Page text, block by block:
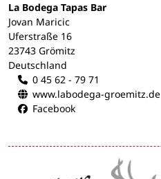
La Bodega Tapas Bar
Jovan Maricic
Uferstraße 16
23743 Grömitz
Deutschland
0 45 62 - 79 71
www.labodega-groemitz.de
Facebook